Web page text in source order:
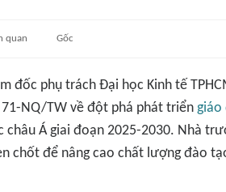
quan Gốc
đốc phụ trách Đại học Kinh tế
NQ/TW về đột phá phát triển giáo
Á giai đoạn 2025-2030. Nhà
chốt để nâng cao chất lượng đào